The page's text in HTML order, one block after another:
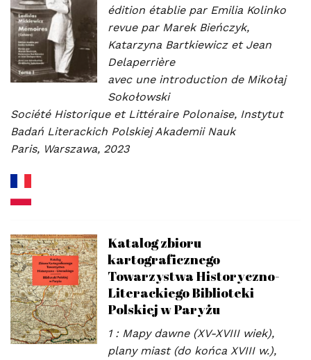
édition établie par Emilia Kolinko
revue par Marek Bieńczyk,
Katarzyna Bartkiewicz et Jean
Delaperrière
avec une introduction de Mikołaj
Sokołowski
Société Historique et Littéraire Polonaise, Instytut
Badań Literackich Polskiej Akademii Nauk
Paris, Warszawa, 2023
Katalog zbioru
kartograficznego
Towarzystwa Historyczno-
Literackiego Biblioteki
Polskiej w Paryżu
1 : Mapy dawne (XV-XVIII wiek),
plany miast (do końca XVIII w.),